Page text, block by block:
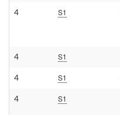
4 S1
4 S1
4 S1
4 S1